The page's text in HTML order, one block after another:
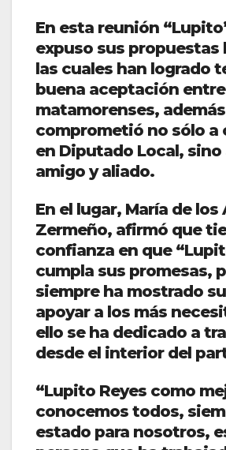
En esta reunión
expuso sus propuestas
las cuales han logrado
buena aceptación
matamorenses,
comprometió no sólo a
en Diputado Local, sino
amigo y aliado.
En el lugar, María de los
Zermeño, afirmó que
confianza en que
cumpla sus promesas,
siempre ha mostrado
apoyar a los más
ello se ha dedicado a
desde el interior del
“Lupito Reyes como
conocemos todos,
estado para nosotros,